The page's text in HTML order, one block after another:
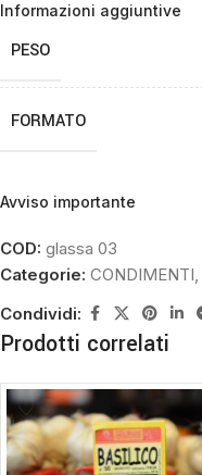
Informazioni aggiuntive
PESO
FORMATO
Avviso importante
COD: glassa 03
Categorie: CONDIMENTI,
Condividi:
Prodotti correlati